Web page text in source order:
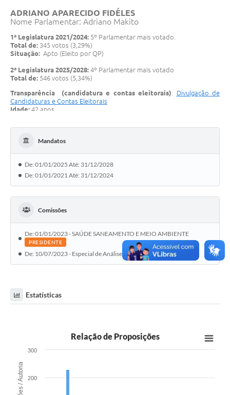
ADRIANO APARECIDO FIDÉLES
Nome Parlamentar: Adriano Makito
1ª Legislatura 2021/2024: 5º Parlamentar mais votado.
Total de: 345 votos (3,29%)
Situação: Apto (Eleito por QP)
2ª Legislatura 2025/2028: 4º Parlamentar mais votado
Total de: 546 votos (5,34%)
Transparência (candidatura e contas eleitorais):
Divulgação de
Candidaturas e Contas Eleitorais
Idade: 42 anos
Mandatos
De: 01/01/2025 Até: 31/12/2028
De: 01/01/2021 Até: 31/12/2024
Comissões
De: 01/01/2023 - SAÚDE SANEAMENTO E MEIO AMBIENTE
PRESIDENTE
De: 10/07/2023 - Especial de Análise de Emenda à Lei Orgânica
Estatísticas
Relação de Proposições
200
300